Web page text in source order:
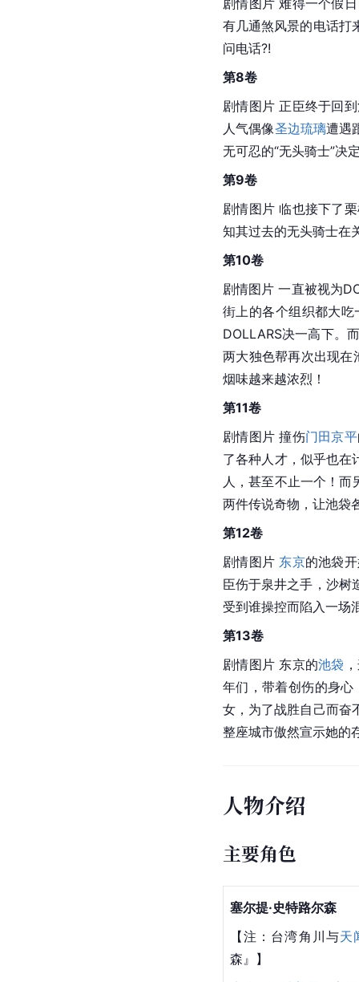
有几通煞风景的电话
问电话?!
第8卷
剧情图片 正臣终于回到
人气偶像圣边琉璃遭遇
无可忍的“无头骑士”决
第9卷
剧情图片 临也接下了
知其过去的无头骑士在
第10卷
剧情图片 一直被视为
街上的各个组织都大
DOLLARS决一高下。
两大独色帮再次出现在
烟味越来越浓烈！
第11卷
剧情图片 撞伤门田京平
了各种人才，似乎也
人，甚至不止一个！而
两件传说奇物，让池袋
第12卷
剧情图片 东京的池袋
臣伤于泉井之手，沙树
受到谁操控而陷入一场
第13卷
剧情图片 东京的池袋
年们，带着创伤的身
女，为了战胜自己而奋
整座城市傲然宣示她的
人物介绍
主要角色
塞尔提·史特路尔森
【注：台湾角川与天
森』】